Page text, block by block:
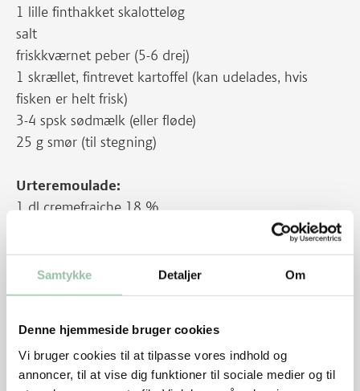
Samtykke Detaljer Om
Denne hjemmeside bruger cookies
Vi bruger cookies til at tilpasse vores indhold og
annoncer, til at vise dig funktioner til sociale medier og til
1 lille finthakket skalotteløg
salt
friskkværnet peber (5-6 drej)
1 skrællet, fintrevet kartoffel (kan udelades, hvis
fisken er helt frisk)
3-4 spsk sødmælk (eller fløde)
25 g smør (til stegning)
Urteremoulade:
1 dl cremefraiche 18 %
1 finthakket, skrællet gulerod
1/2-1 tsk karry
1 1/2 æble (i meget små stykker)
1/2 dl hakket persille
salt
peber